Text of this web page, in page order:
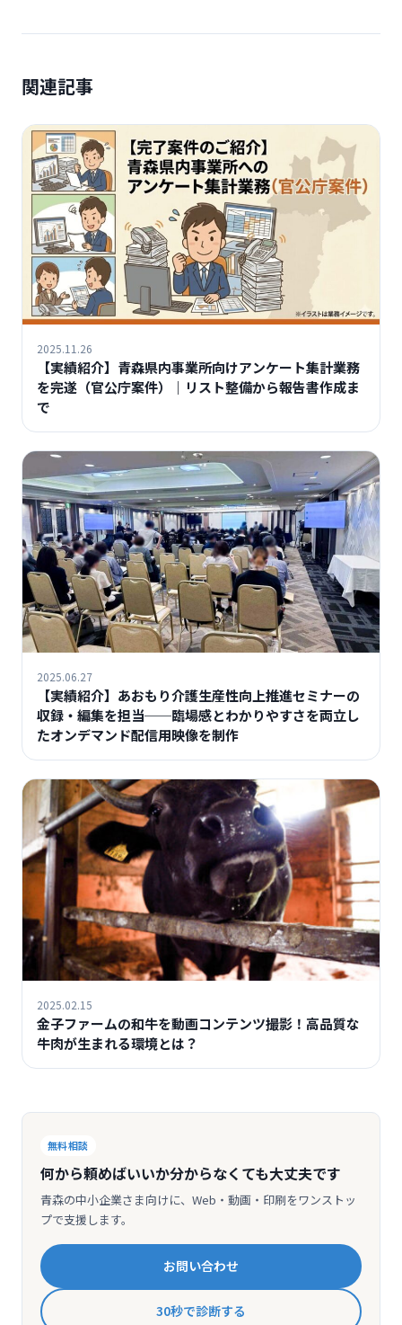
関連記事
2025.11.26
【実績紹介】青森県内事業所向けアンケート集計業務
を完遂（官公庁案件）｜リスト整備から報告書作成ま
で
2025.06.27
【実績紹介】あおもり介護生産性向上推進セミナーの
収録・編集を担当──臨場感とわかりやすさを両立し
たオンデマンド配信用映像を制作
2025.02.15
金子ファームの和牛を動画コンテンツ撮影！高品質な
牛肉が生まれる環境とは？
無料相談
何から頼めばいいか分からなくても大丈夫です
青森の中小企業さま向けに、Web・動画・印刷をワンストッ
プで支援します。
お問い合わせ
30秒で診断する